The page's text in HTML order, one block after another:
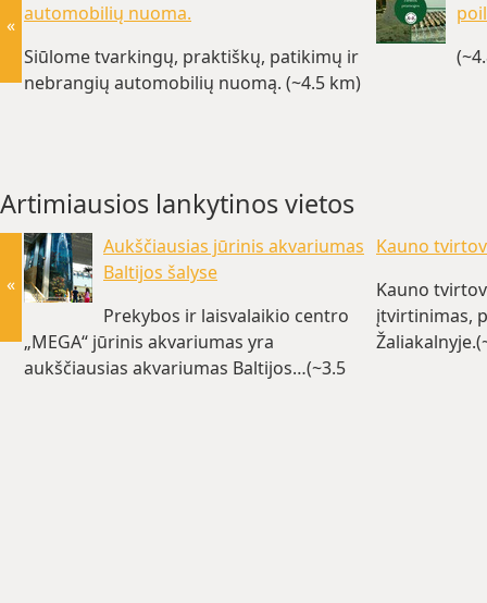
automobilių nuoma.
Siūlome tvarkingų, praktiškų, patikimų ir
nebrangių automobilių nuomą. (~4.5 km)
«
Artimiausios lankytinos vietos
Aukščiausias jūrinis akvariumas
Baltijos šalyse
Prekybos ir laisvalaikio centro
„MEGA“ jūrinis akvariumas yra
aukščiausias akvariumas Baltijos…(~3.5
Kauno
Kauno
įtvirtinimas,
«